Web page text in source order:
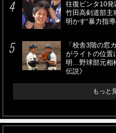
往復ビンタ10発
竹田高剣道部主
明かす“暴力指
「校舎3階の窓
がライトの位置
明…野球部元相
伝説》
もっと